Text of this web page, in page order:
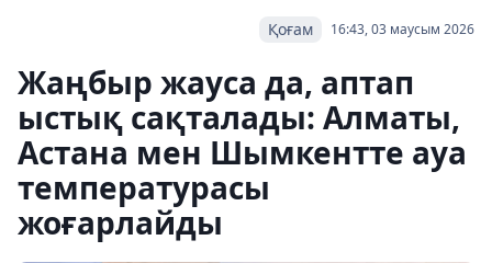
16:43, 03 маусым 2026
Қоғам
Жаңбыр жауса да, аптап
ыстық сақталады: Алматы,
Астана мен Шымкентте ауа
температурасы
жоғарлайды